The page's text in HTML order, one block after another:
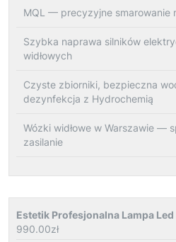
MQL — precyzyjne smarowanie
Szybka naprawa silników
widłowych
Czyste zbiorniki, bezpieczna
dezynfekcja z Hydrochemią
Wózki widłowe w Warszawie —
zasilanie
Estetik Profesjonalna Lampa
990.00zł